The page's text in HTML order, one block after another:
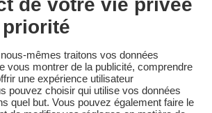
frais jusqu'à 3 jours de l'arrivée.
de 3 jours avant l'arrivée, 100% du
est conservé.
de souscrire l'assurance annulation de
Assurances. Souscrivez au moment de la
24h suivant votre réservation par
de votre vie privée
mêmes traitons vos données
vous montrer de la publicité, comprendre
une expérience utilisateur
pouvez choisir qui utilise vos données
quel but. Vous pouvez également faire le